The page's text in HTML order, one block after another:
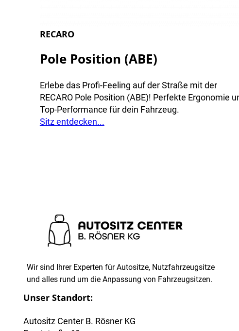
RECARO
Pole Position (ABE)
Erlebe das Profi-Feeling auf der Straße mit der
RECARO Pole Position (ABE)! Perfekte Ergonomie
Top-Performance für dein Fahrzeug.
Sitz entdecken...
Wir sind Ihrer Experten für Autositze, Nutzfahrzeugsitze
und alles rund um die Anpassung von Fahrzeugsitzen.
Unser Standort:
Autositz Center B. Rösner KG